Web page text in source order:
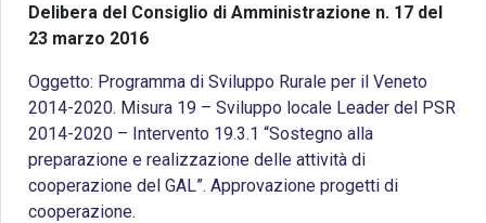
Delibera del Consiglio di Amministrazione n. 17 del
23 marzo 2016
Oggetto: Programma di Sviluppo Rurale per il Veneto
2014-2020. Misura 19 – Sviluppo locale Leader del PSR
2014-2020 – Intervento 19.3.1 “Sostegno alla
preparazione e realizzazione delle attività di
cooperazione del GAL”. Approvazione progetti di
cooperazione.